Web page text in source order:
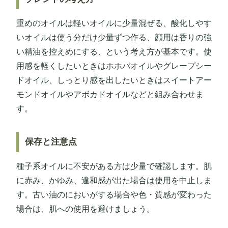
重めのオイルは軽いオイルに少量混ぜる、酸化しやす
いオイルは使う分だけ少量ずつ作る、顔用は香りの強
い精油を控えめにする、という考え方が基本です。使
用感を軽くしたいときはホホバオイルやグレープシー
ドオイル、しっとり感を出したいときはスイートアー
モンドオイルやアボカドオイルなどと組み合わせま
す。
保存と注意点
種子系オイルに不安がある方は少量で確認します。肌
に赤み、かゆみ、違和感が出た場合は使用を中止しま
す。古い油のにおいがする場合や色・質感が変わった
場合は、肌への使用を避けましょう。